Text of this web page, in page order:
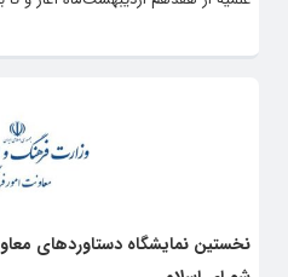
نخستین نمایشگاه دستاوردهای